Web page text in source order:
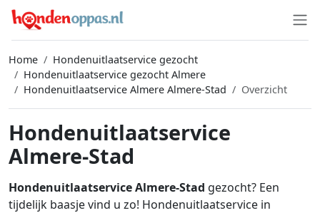
Home
Hondenuitlaatservice gezocht
Hondenuitlaatservice gezocht Almere
Hondenuitlaatservice Almere Almere-Stad
Overzicht
Hondenuitlaatservice
Almere-Stad
Hondenuitlaatservice Almere-Stad gezocht? Een
tijdelijk baasje vind u zo! Hondenuitlaatservice in